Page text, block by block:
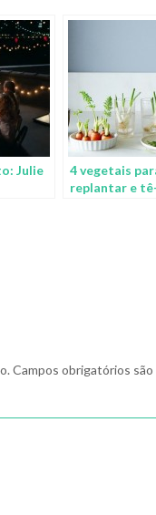
Julie
4 vegetais
replantar e
Campos obrigatórios